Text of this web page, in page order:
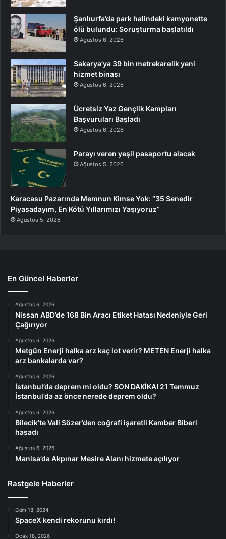
Şanlıurfa’da park halindeki kamyonette
ölü bulundu: Soruşturma başlatıldı
Ağustos 6, 2026
Sakarya’ya 39 bin metrekarelik yeni
hizmet binası
Ağustos 6, 2026
Ücretsiz Yaz Gençlik Kampları
Başvuruları Başladı
Ağustos 6, 2026
Parayı veren yeşil pasaportu alacak
Ağustos 5, 2026
Karacasu Pazarında Memnun Kimse Yok: “35 Senedir
Piyasadayım, En Kötü Yıllarımızı Yaşıyoruz”
Ağustos 5, 2026
En Güncel Haberler
Ağustos 6, 2026
Nissan ABD’de 168 Bin Aracı Etiket Hatası Nedeniyle Geri
Çağırıyor
Ağustos 6, 2026
Metgün Enerji halka arz kaç lot verir? METEN Enerji halka
arz bankalarda var?
Ağustos 6, 2026
İstanbul’da deprem mi oldu? SON DAKİKA! 21 Temmuz
İstanbul’da az önce nerede deprem oldu?
Ağustos 6, 2026
Bilecik’te Vali Sözer’den coğrafi işaretli Kamber Biberi
hasadı
Ağustos 6, 2026
Manisa’da Akpınar Mesire Alanı hizmete açılıyor
Rastgele Haberler
Ekim 18, 2024
SpaceX kendi rekorunu kırdı!
Ocak 18, 2026